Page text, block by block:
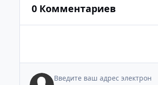
0 Комментариев